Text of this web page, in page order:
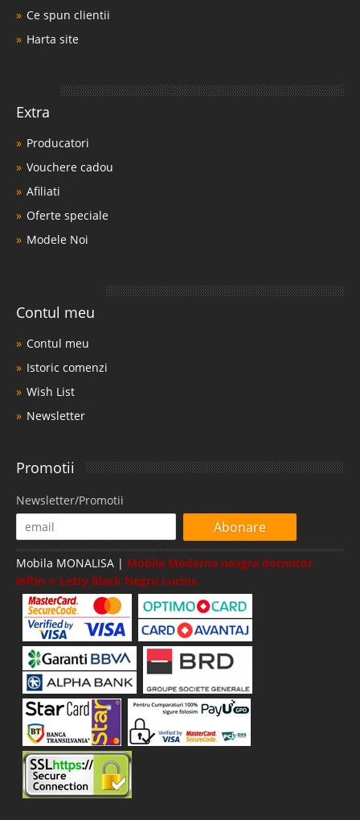
Ce spun clientii
Harta site
Extra
Producatori
Vouchere cadou
Afiliati
Oferte speciale
Modele Noi
Contul meu
Contul meu
Istoric comenzi
Wish List
Newsletter
Promotii
Newsletter/Promotii
Abonare
Mobila MONALISA | Mobila Moderna neagra dormitor
ieftin ⭐ Letty Black Negru Lucios